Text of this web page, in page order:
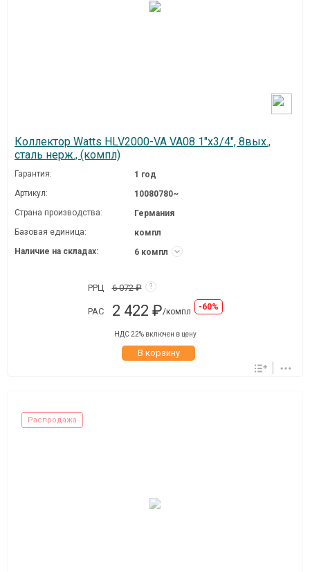
Коллектор Watts HLV2000-VA VA08 1"х3/4", 8вых.,
сталь нерж., (компл)
Гарантия:
1 год
Артикул:
10080780~
Страна производства:
Германия
Базовая единица:
компл
Наличие на складах:
6 компл
РРЦ 6 072 ₽ ?
РАС 2 422 ₽/компл -60%
НДС 22% включен в цену
В корзину
Распродажа